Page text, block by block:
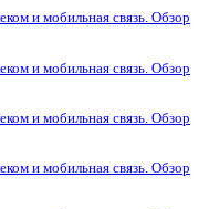
и мобильная связь. Обзор
и мобильная связь. Обзор
и мобильная связь. Обзор
и мобильная связь. Обзор